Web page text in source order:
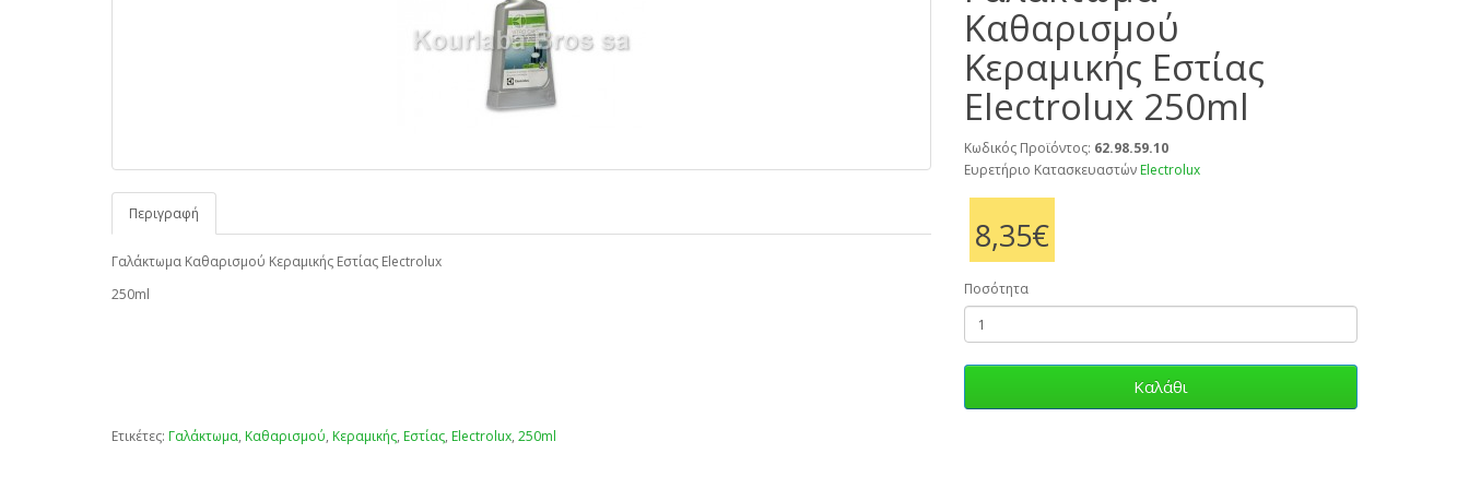
Περιγραφή
Γαλάκτωμα Καθαρισμού Κεραμικής Εστίας Electrolux
250ml
Καθαρισμού
Κεραμικής Εστίας
Electrolux 250ml
Κωδικός Προϊόντος: 62.98.59.10
Ευρετήριο Κατασκευαστών Electrolux
8,35€
Ποσότητα
Καλάθι
Ετικέτες: Γαλάκτωμα, Καθαρισμού, Κεραμικής, Εστίας, Electrolux, 250ml